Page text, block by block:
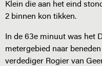
Klein die aan het eind
2 binnen kon tikken.
In de 63e minuut was het
metergebied naar
verdediger Rogier van